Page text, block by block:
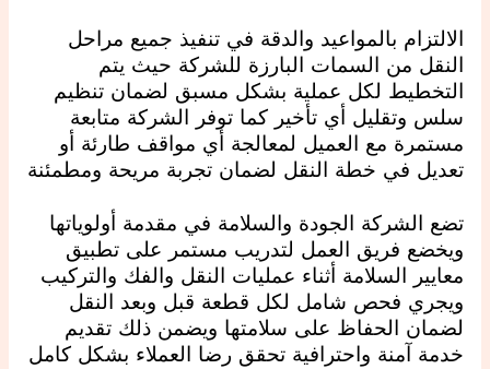
الالتزام بالمواعيد والدقة في تنفيذ جميع مراحل
النقل من السمات البارزة للشركة حيث يتم
التخطيط لكل عملية بشكل مسبق لضمان تنظيم
سلس وتقليل أي تأخير كما توفر الشركة متابعة
مستمرة مع العميل لمعالجة أي مواقف طارئة أو
تعديل في خطة النقل لضمان تجربة مريحة ومطمئنة
تضع الشركة الجودة والسلامة في مقدمة أولوياتها
ويخضع فريق العمل لتدريب مستمر على تطبيق
معايير السلامة أثناء عمليات النقل والفك والتركيب
ويجري فحص شامل لكل قطعة قبل وبعد النقل
لضمان الحفاظ على سلامتها ويضمن ذلك تقديم
خدمة آمنة واحترافية تحقق رضا العملاء بشكل كامل